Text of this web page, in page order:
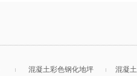
混凝土彩色钢化地坪 混凝